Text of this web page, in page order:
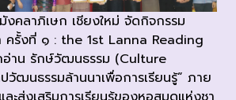
คลาภิเษก เชียงใหม่ จัดกิจกรรม
ครั้งที่ ๑ : the 1st Lanna Reading
อ่าน รักษ์วัฒนธรรม (Culture
ฒนธรรมล้านนาเพื่อการเรียนรู้” ภาย